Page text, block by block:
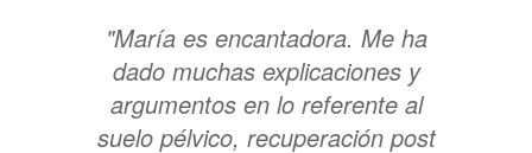
"María es encantadora. Me ha
dado muchas explicaciones y
argumentos en lo referente al
suelo pélvico, recuperación post